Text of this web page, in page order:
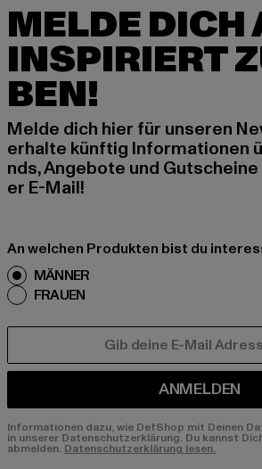
MELDE DICH
INSPIRIERT
BEN!
Melde dich hier für unseren
erhalte künftig Informationen
nds, Angebote und
er E-Mail!
An welchen Produkten bist du
MÄNNER
FRAUEN
ANMELDEN
Informationen dazu, wie DefShop mit Deinen
in unserer Datenschutzerklärung. Du kannst
abmelden. Datenschutzerklärung lesen.